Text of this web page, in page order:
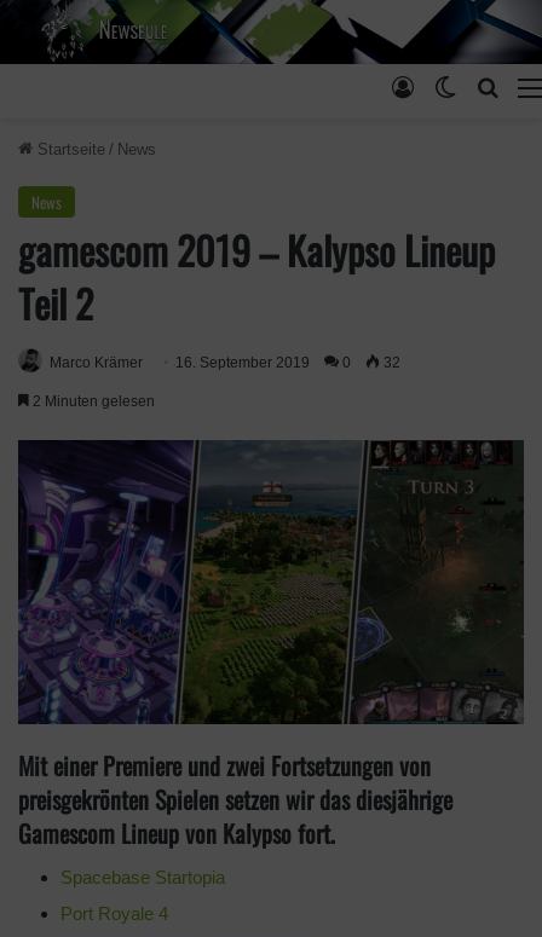
Skin
Anmelden
Startseite / News
News
gamescom 2019 – Kalypso Lineup
Teil 2
Marco Krämer 16. September 2019 0 32
2 Minuten gelesen
Mit einer Premiere und zwei Fortsetzungen von
preisgekrönten Spielen setzen wir das diesjährige
Gamescom Lineup von Kalypso fort.
Spacebase Startopia
Port Royale 4